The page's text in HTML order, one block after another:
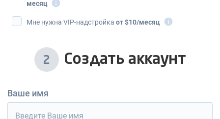
месяц
i
Мне нужна VIP-надстройка от $10/месяц i
2 Создать аккаунт
Ваше имя